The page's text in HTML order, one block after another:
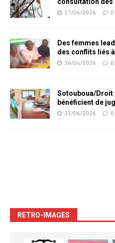
27/06/2026
Des femmes
des conflits liés
26/06/2026
Sotouboua/Droit
bénéficient de
21/06/2026
RETRO-IMAGES